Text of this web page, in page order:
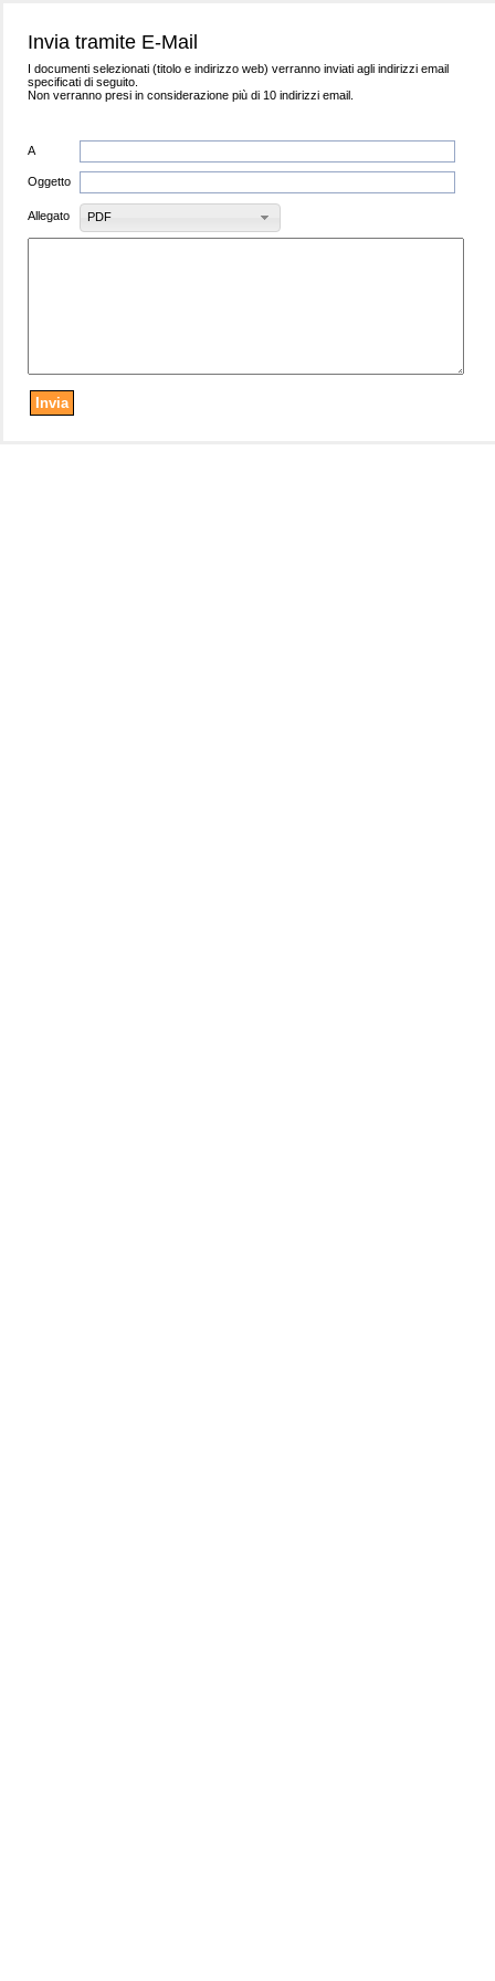
Invia tramite E-Mail
I documenti selezionati (titolo e indirizzo web) verranno inviati agli indirizzi email
specificati di seguito.
Non verranno presi in considerazione più di 10 indirizzi email.
A
Oggetto
Allegato PDF